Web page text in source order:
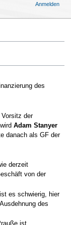
des
der
Adam Stanyer
danach als GF der
derzeit
von der
es schwierig, hier
des
ist
Anmelden